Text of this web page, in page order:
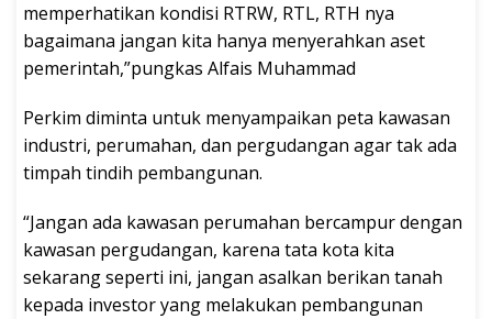
memperhatikan kondisi RTRW, RTL, RTH nya
bagaimana jangan kita hanya menyerahkan aset
pemerintah,”pungkas Alfais Muhammad
Perkim diminta untuk menyampaikan peta kawasan
industri, perumahan, dan pergudangan agar tak ada
timpah tindih pembangunan.
“Jangan ada kawasan perumahan bercampur dengan
kawasan pergudangan, karena tata kota kita
sekarang seperti ini, jangan asalkan berikan tanah
kepada investor yang melakukan pembangunan